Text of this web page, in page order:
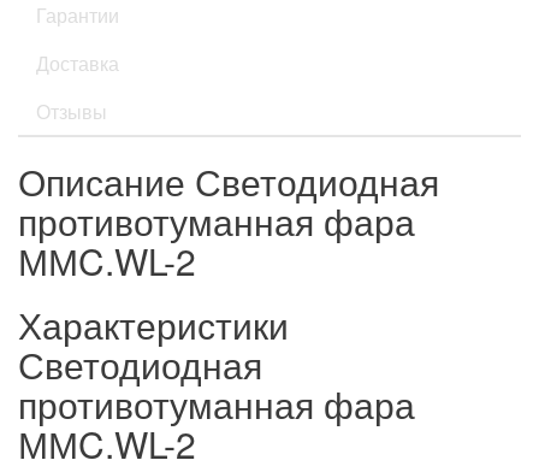
Гарантии
Доставка
Отзывы
Описание Светодиодная
противотуманная фара
ММC.WL-2
Характеристики
Светодиодная
противотуманная фара
ММC.WL-2